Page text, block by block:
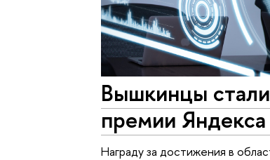
Вышкинцы
премии
Награду за достижения в